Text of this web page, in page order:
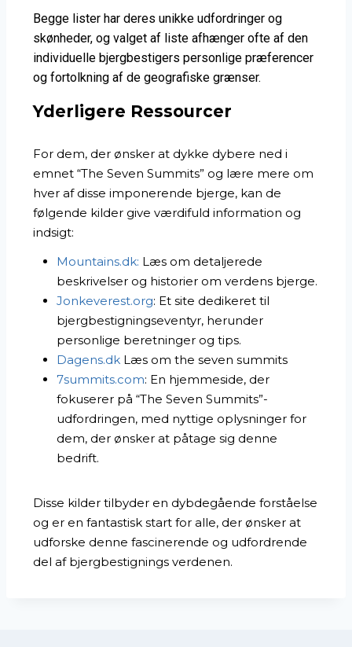
Begge lister har deres unikke udfordringer og
skønheder, og valget af liste afhænger ofte af den
individuelle bjergbestigers personlige præferencer
og fortolkning af de geografiske grænser.
Yderligere Ressourcer
For dem, der ønsker at dykke dybere ned i
emnet “The Seven Summits” og lære mere om
hver af disse imponerende bjerge, kan de
følgende kilder give værdifuld information og
indsigt:
Mountains.dk: Læs om detaljerede
beskrivelser og historier om verdens bjerge.
Jonkeverest.org: Et site dedikeret til
bjergbestigningseventyr, herunder
personlige beretninger og tips.
Dagens.dk Læs om the seven summits
7summits.com: En hjemmeside, der
fokuserer på “The Seven Summits”-
udfordringen, med nyttige oplysninger for
dem, der ønsker at påtage sig denne
bedrift.
Disse kilder tilbyder en dybdegående forståelse
og er en fantastisk start for alle, der ønsker at
udforske denne fascinerende og udfordrende
del af bjergbestignings verdenen.